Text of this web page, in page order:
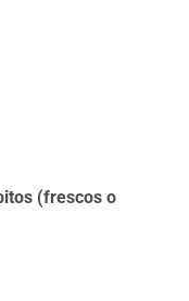
(frescos o